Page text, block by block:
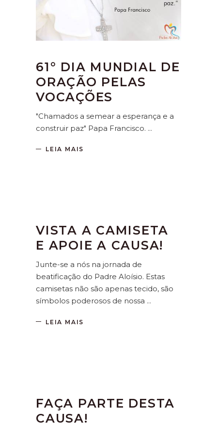
61° DIA MUNDIAL DE
ORAÇÃO PELAS
VOCAÇÕES
"Chamados a semear a esperança e a
construir paz" Papa Francisco.
LEIA MAIS
VISTA A CAMISETA
E APOIE A CAUSA!
Junte-se a nós na jornada de
beatificação do Padre Aloísio. Estas
camisetas não são apenas tecido, são
símbolos poderosos de nossa
LEIA MAIS
FAÇA PARTE DESTA
CAUSA!